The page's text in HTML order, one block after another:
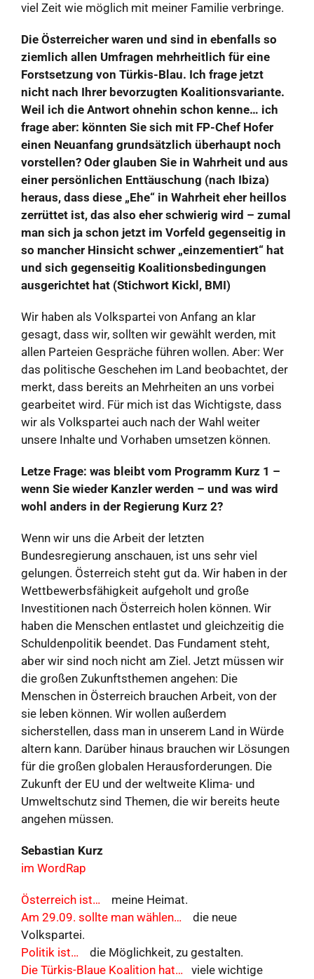
viel Zeit wie möglich mit meiner Familie verbringe.
Die Österreicher waren und sind in ebenfalls so
ziemlich allen Umfragen mehrheitlich für eine
Forstsetzung von Türkis-Blau. Ich frage jetzt
nicht nach Ihrer bevorzugten Koalitionsvariante.
Weil ich die Antwort ohnehin schon kenne… ich
frage aber: könnten Sie sich mit FP-Chef Hofer
einen Neuanfang grundsätzlich überhaupt noch
vorstellen? Oder glauben Sie in Wahrheit und aus
einer persönlichen Enttäuschung (nach Ibiza)
heraus, dass diese „Ehe“ in Wahrheit eher heillos
zerrüttet ist, das also eher schwierig wird – zumal
man sich ja schon jetzt im Vorfeld gegenseitig in
so mancher Hinsicht schwer „einzementiert“ hat
und sich gegenseitig Koalitionsbedingungen
ausgerichtet hat (Stichwort Kickl, BMI)
Wir haben als Volkspartei von Anfang an klar
gesagt, dass wir, sollten wir gewählt werden, mit
allen Parteien Gespräche führen wollen. Aber: Wer
das politische Geschehen im Land beobachtet, der
merkt, dass bereits an Mehrheiten an uns vorbei
gearbeitet wird. Für mich ist das Wichtigste, dass
wir als Volkspartei auch nach der Wahl weiter
unsere Inhalte und Vorhaben umsetzen können.
Letze Frage: was bleibt vom Programm Kurz 1 –
wenn Sie wieder Kanzler werden – und was wird
wohl anders in der Regierung Kurz 2?
Wenn wir uns die Arbeit der letzten
Bundesregierung anschauen, ist uns sehr viel
gelungen. Österreich steht gut da. Wir haben in der
Wettbewerbsfähigkeit aufgeholt und große
Investitionen nach Österreich holen können. Wir
haben die Menschen entlastet und gleichzeitig die
Schuldenpolitik beendet. Das Fundament steht,
aber wir sind noch nicht am Ziel. Jetzt müssen wir
die großen Zukunftsthemen angehen: Die
Menschen in Österreich brauchen Arbeit, von der
sie leben können. Wir wollen außerdem
sicherstellen, dass man in unserem Land in Würde
altern kann. Darüber hinaus brauchen wir Lösungen
für die großen globalen Herausforderungen. Die
Zukunft der EU und der weltweite Klima- und
Umweltschutz sind Themen, die wir bereits heute
angehen müssen.
Sebastian Kurz
im WordRap
Österreich ist… meine Heimat.
Am 29.09. sollte man wählen… die neue
Volkspartei.
Politik ist… die Möglichkeit, zu gestalten.
Die Türkis-Blaue Koalition hat… viele wichtige